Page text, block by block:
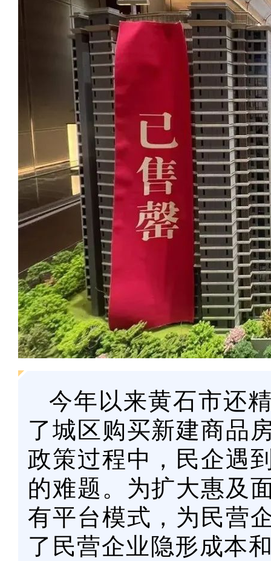
今年以来黄石市还
了城区购买新建商品
政策过程中，民企遇
的难题。为扩大惠及
有平台模式，为民营
了民营企业隐形成本